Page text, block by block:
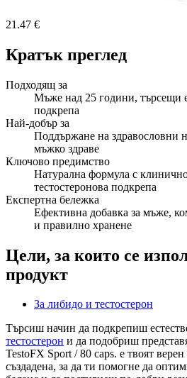
21.47 €
Кратък преглед
Подходящ за
Мъже над 25 години, търсещи
подкрепа
Най-добър за
Поддържане на здравословни
мъжко здраве
Ключово предимство
Натурална формула с
тестостеронова подкрепа
Експертна бележка
Ефективна добавка за мъже,
и правилно хранене
Цели, за които се
продукт
За либидо и тестостерон
Търсиш начин да подкрепиш
тестостерон и да подобриш
TestoFX Sport / 80 caps. е твоят
създадена, за да ти помогне да